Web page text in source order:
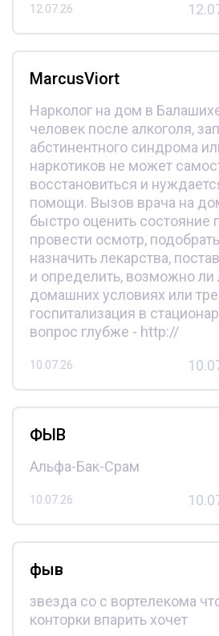
12.07.26
MarcusViort
Нарколог на дом в
человек после алкоголя,
абстинентного синдрома
наркотиков не может
восстановиться и
помощи. Вызов врача на
быстро оценить состояние
провести осмотр,
назначить лекарства,
и определить, возможно ли
домашних условиях или
госпитализация в
вопрос глубже - http://
10.07.26
ФЫВ
Альфа-Бак-Срам
10.07.26
фыв
звезда со с вортелекома
конторки впарить хочет